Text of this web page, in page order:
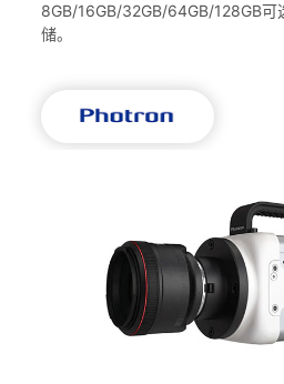
8GB/16GB/32GB/64GB/128GB可
储。